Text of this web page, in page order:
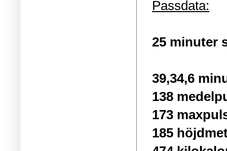
Passdata:
25 minuter
39,34,6
138
173
185